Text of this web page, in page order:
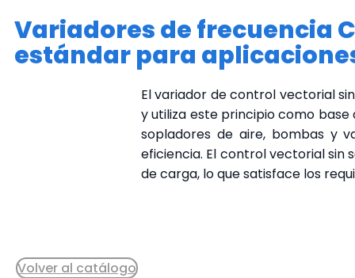
Variadores de frecuencia
estándar para
El variador de control vectorial
y utiliza este principio como
sopladores de aire, bombas y
eficiencia. El control vectorial sin
de carga, lo que satisface los
Volver al catálogo